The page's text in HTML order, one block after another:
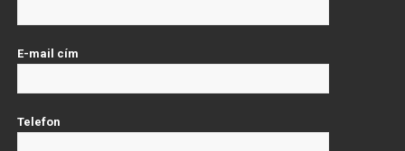
E-mail cím
Telefon